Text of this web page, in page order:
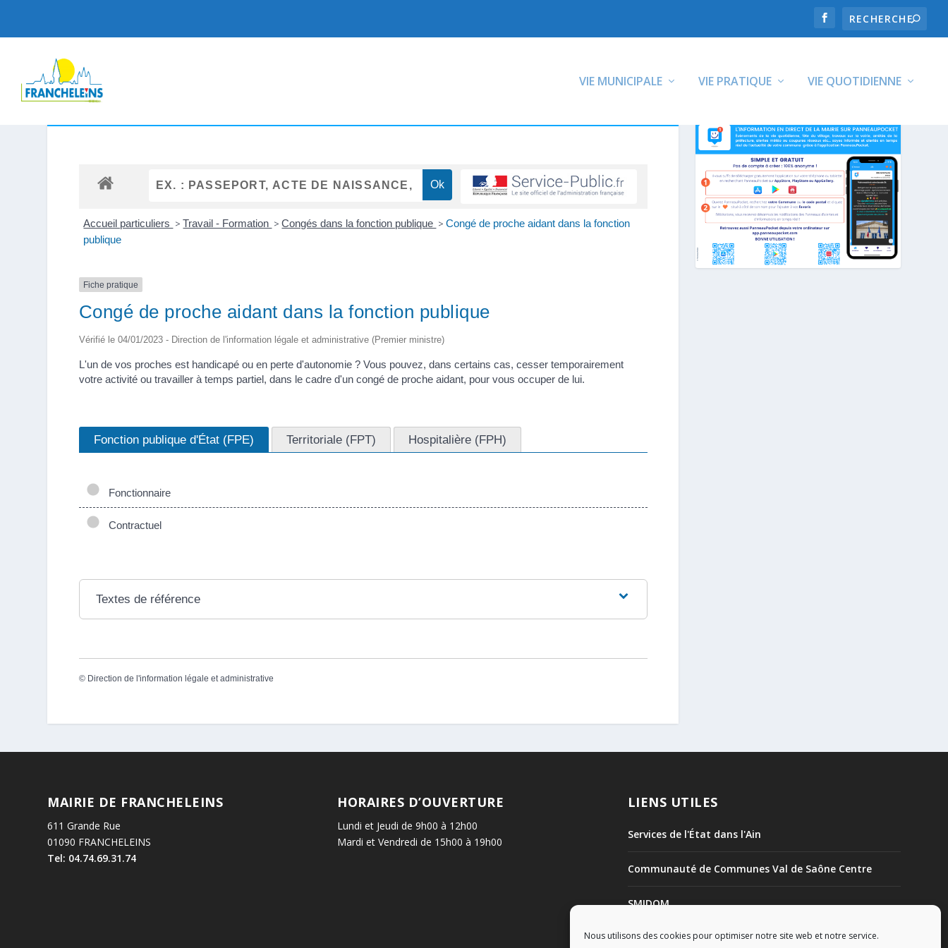
Nous utilisons des cookies pour optimiser notre site web et notre service.
VIE MUNICIPALE VIE PRATIQUE VIE QUOTIDIENNE
Accueil particuliers > Travail - Formation > Congés dans la fonction publique > Congé de proche aidant dans la fonction
publique
Fiche pratique
Congé de proche aidant dans la fonction publique
Vérifié le 04/01/2023 - Direction de l'information légale et administrative (Premier ministre)
L'un de vos proches est handicapé ou en perte d'autonomie ? Vous pouvez, dans certains cas, cesser temporairement
votre activité ou travailler à temps partiel, dans le cadre d'un congé de proche aidant, pour vous occuper de lui.
Fonction publique d'État (FPE) Territoriale (FPT) Hospitalière (FPH)
Fonctionnaire
Contractuel
Textes de référence
© Direction de l'information légale et administrative
MAIRIE DE FRANCHELEINS
611 Grande Rue
01090 FRANCHELEINS
Tel: 04.74.69.31.74
HORAIRES D’OUVERTURE
Lundi et Jeudi de 9h00 à 12h00
Mardi et Vendredi de 15h00 à 19h00
LIENS UTILES
Services de l'État dans l'Ain
Communauté de Communes Val de Saône Centre
SMIDOM
Syndicat des rivières Dombes Chalaronne Bords de